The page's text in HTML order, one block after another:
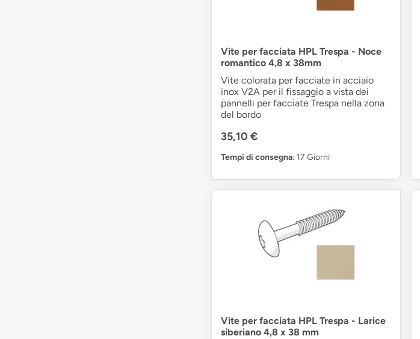
Vite per facciata HPL Trespa - Noce
romantico 4,8 x 38mm
Vite colorata per facciate in acciaio
inox V2A per il fissaggio a vista dei
pannelli per facciate Trespa nella zona
del bordo
35,10 €
Tempi di consegna: 17 Giorni
Vite per facciata HPL Trespa - Larice
siberiano 4,8 x 38 mm